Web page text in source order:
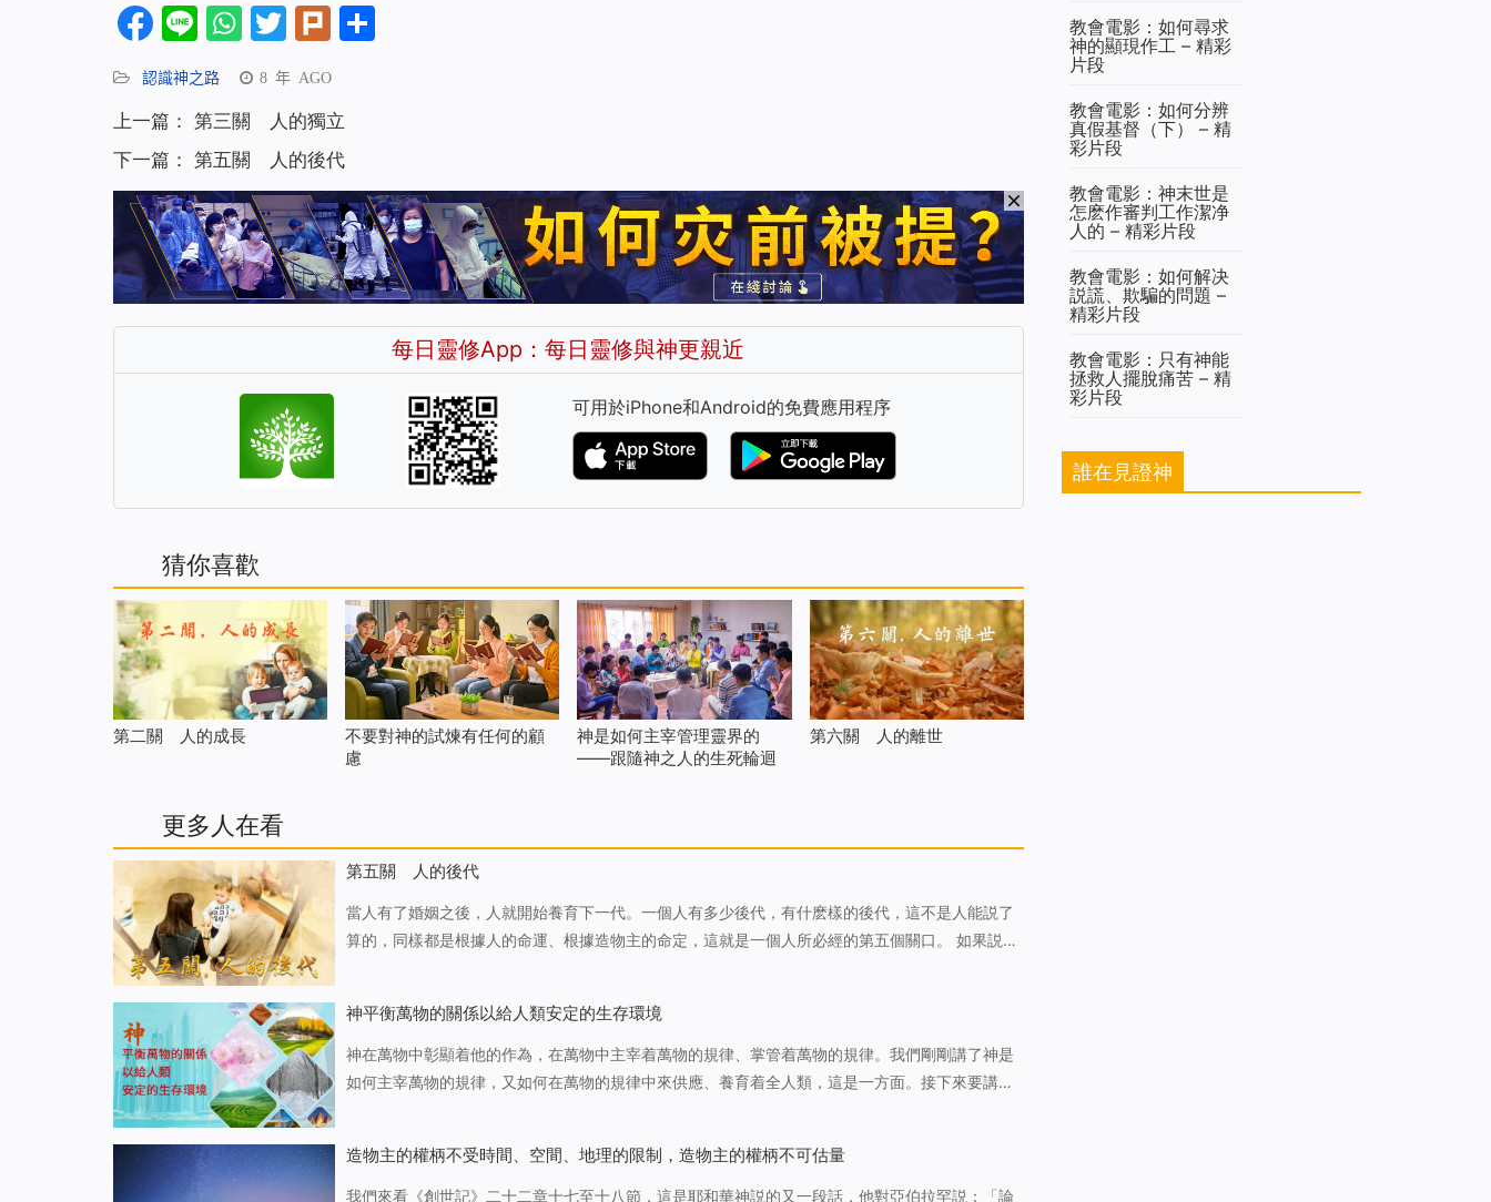
Facebook
LineWhatsApp
Twitter
Plurk
認識神之路 8 年 AGO
上一篇： 第三關 人的獨立
下一篇： 第五關 人的後代
每日靈修App：每日靈修與神更親近
可用於iPhone和Android的免費應用程序
猜你喜歡
第二關 人的成長
不要對神的試煉有任何的顧
慮
神是如何主宰管理靈界的
——跟隨神之人的生死輪迴
第六關 人的離世
更多人在看
第五關 人的後代
當人有了婚姻之後，人就開始養育下一代。一個人有多少後代，有什麽樣的後代，這不是人能説了
算的，同樣都是根據人的命運、根據造物主的命定，這就是一個人所必經的第五個關口。 如果説一
神平衡萬物的關係以給人類安定的生存環境
神在萬物中彰顯着他的作為，在萬物中主宰着萬物的規律、掌管着萬物的規律。我們剛剛講了神是
如何主宰萬物的規律，又如何在萬物的規律中來供應、養育着全人類，這是一方面。接下來要講的
造物主的權柄不受時間、空間、地理的限制，造物主的權柄不可估量
我們來看《創世記》二十二章十七至十八節，這是耶和華神説的又一段話，他對亞伯拉罕説：「論
教會電影：如何尋求
神的顯現作工 – 精彩
片段
教會電影：如何分辨
真假基督（下） – 精
彩片段
教會電影：神末世是
怎麽作審判工作潔净
人的 – 精彩片段
教會電影：如何解决
説謊、欺騙的問題 –
精彩片段
教會電影：只有神能
拯救人擺脫痛苦 – 精
彩片段
誰在見證神